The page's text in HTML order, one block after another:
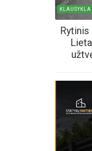
KLAUSYKLA